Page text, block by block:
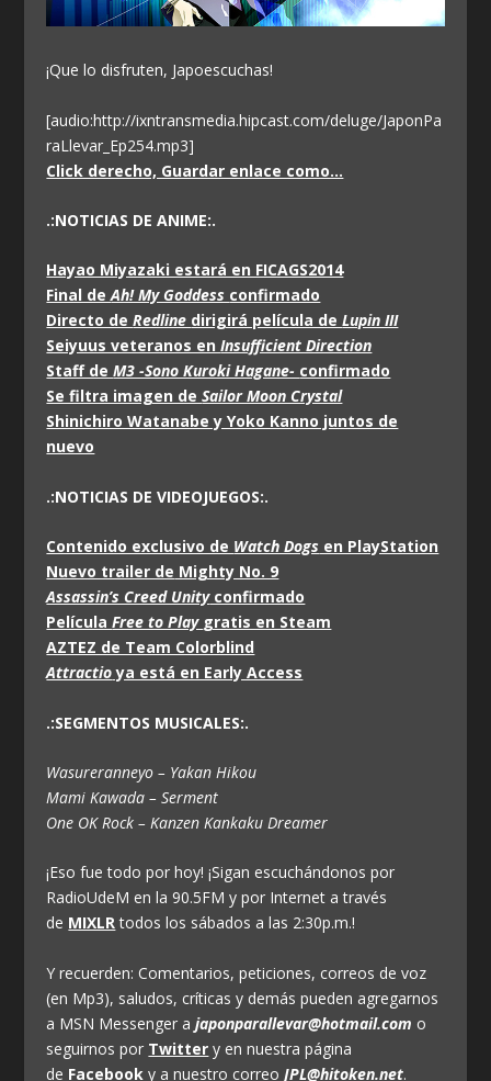
¡Que lo disfruten, Japoescuchas!
[audio:http://ixntransmedia.hipcast.com/deluge/JaponPa
raLlevar_Ep254.mp3]
Click derecho, Guardar enlace como…
.:NOTICIAS DE ANIME:.
Hayao Miyazaki estará en FICAGS2014
Final deAh! My Goddess confirmado
Directo deRedline dirigirá película deLupin III
Seiyuus veteranos enInsufficient Direction
Staff deM3 -Sono Kuroki Hagane- confirmado
Se filtra imagen deSailor Moon Crystal
Shinichiro Watanabe y Yoko Kanno juntos de
nuevo
.:NOTICIAS DE VIDEOJUEGOS:.
Contenido exclusivo de Watch Dogs en PlayStation
Nuevo trailer de Mighty No. 9
Assassin’s Creed Unityconfirmado
PelículaFree to Play gratis en Steam
AZTEZ de Team Colorblind
Attractioya está en Early Access
.:SEGMENTOS MUSICALES:.
Wasureranneyo – Yakan Hikou
Mami Kawada – Serment
One OK Rock – Kanzen Kankaku Dreamer
¡Eso fue todo por hoy! ¡Sigan escuchándonos por
RadioUdeM en la 90.5FM y por Internet a través
de MIXLRtodos los sábados a las 2:30p.m.!
Y recuerden: Comentarios, peticiones, correos de voz
(en Mp3), saludos, críticas y demás pueden agregarnos
a MSN Messenger ajaponparallevar@hotmail.com o
seguirnos por Twitter y en nuestra página
de Facebook y a nuestro correoJPL@hitoken.net.